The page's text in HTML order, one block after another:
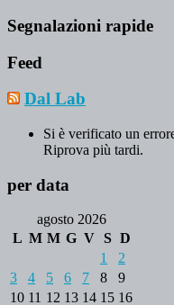
Segnalazioni rapide
Feed
Dal Lab
Si è verificato un
Riprova più tardi.
per data
agosto 2026
L M M G V S D
1
2
3
4 5 6 7 8
9
10 11 12 13 14 15 16